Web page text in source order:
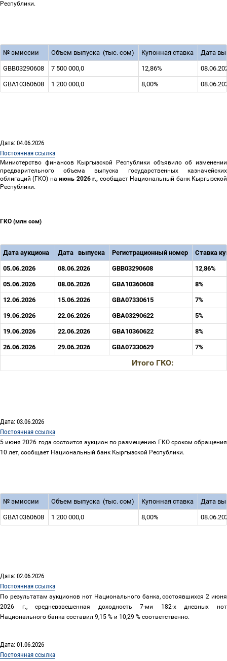
Республики.
№ эмиссии Объем выпуска (тыс. сом) Купонная ставка Дата
GBB03290608 7 500 000,0 12,86%
GBA10360608 1 200 000,0 8,00%
Дата: 04.06.2026
Постоянная ссылка
Министерство финансов Кыргызской Республики объявило об изменении
предварительного объема выпуска государственных казначейских
облигаций (ГКО) наиюнь 2026 г., сообщает Национальный банк Кыргызской
Республики.
ГКО (млн сом)
Дата аукциона Дата выпуска Регистрационный номер Ставка
05.06.2026 08.06.2026 GBВ03290608 12,86%
05.06.2026 08.06.2026 GBA10360608 8%
12.06.2026 15.06.2026 GBA07330615 7%
19.06.2026 22.06.2026 GBA03290622 5%
19.06.2026 22.06.2026 GBA10360622 8%
26.06.2026 29.06.2026 GBA07330629 7%
Итого ГКО:
Дата: 03.06.2026
Постоянная ссылка
5 июня 2026 года состоится аукцион по размещению ГКО сроком обращения
10 лет, сообщает Национальный банк Кыргызской Республики.
№ эмиссии Объем выпуска (тыс. сом) Купонная ставка Дата
GBA10360608 1 200 000,0 8,00%
Дата: 02.06.2026
Постоянная ссылка
По результатам аукционов нот Национального банка, состоявшихся 2 июня
2026 г., средневзвешенная доходность 7-ми 182-х дневных нот
Национального банка составил 9,15 % и 10,29 % соответственно.
Дата: 01.06.2026
Постоянная ссылка